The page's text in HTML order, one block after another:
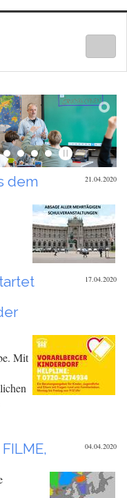
21.04.2020
dem
17.04.2020
Mit
04.04.2020